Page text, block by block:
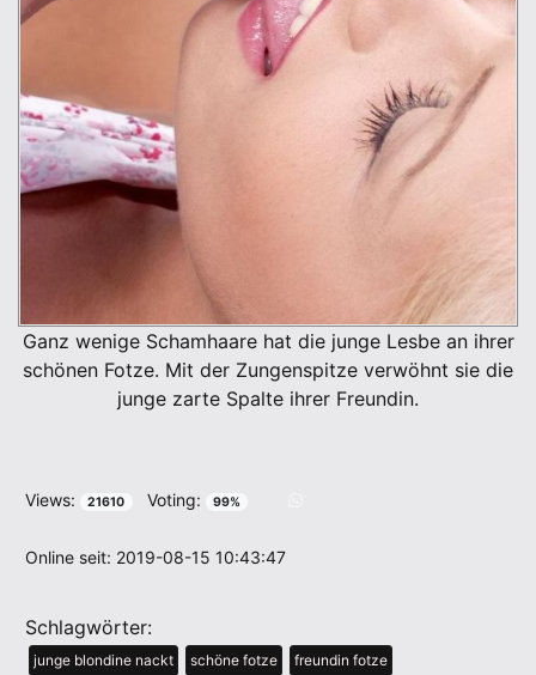
Ganz wenige Schamhaare hat die junge Lesbe an ihrer
schönen Fotze. Mit der Zungenspitze verwöhnt sie die
junge zarte Spalte ihrer Freundin.
Views: 21610 Voting: 99%
Online seit: 2019-08-15 10:43:47
Schlagwörter:
junge blondine nackt schöne fotze freundin fotze